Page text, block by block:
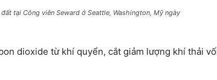
tại Công viên Seward ở Seattle, Washington, Mỹ ngày
dioxide từ khí quyển, cắt giảm lượng khí thải